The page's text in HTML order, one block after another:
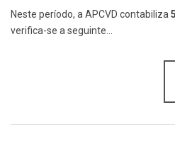
Neste período, a APCVD contabiliza
verifica-se a seguinte…